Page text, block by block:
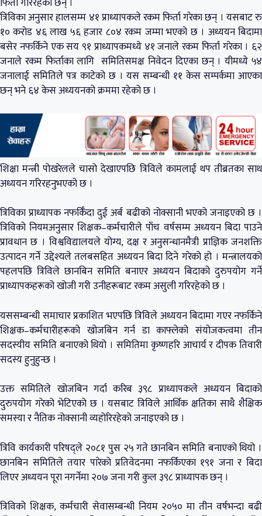
त्रिविका अनुसार हालसम्म ४१ प्राध्यापकले रकम फिर्ता गरेका छन् । यसबाट रु
१० करोड ४६ लाख ५६ हजार ८०४ रकम जम्मा भएको छ । अध्ययन बिदामा
बसेर नफर्किने एक सय ९१ प्राध्यापकमध्ये ४१ जनाले रकम फिर्ता गरेका । ६२
जनाले रकम फिर्ताका लागि समितिसमक्ष निवेदन दिएका छन् । यीमध्ये ५४
जनालाई समितिले पत्र काटेको छ । यस सम्बन्धी ११ केस सम्पर्कमा आएका
छन् भने ६४ केस अध्ययनको क्रममा रहेको छ ।
शिक्षा मन्त्री पोखरेलले चासो देखाएपछि त्रिविले कामलाई थप तीब्रतका साथ
अध्ययन गरिरहनुभएको छ ।
त्रिविका प्राध्यापक नफर्किँदा दुई अर्ब बढीको नोक्सानी भएको जनाइएको छ ।
त्रिविको नियमअनुसार शिक्षक–कर्मचारीले पाँच वर्षसम्म अध्ययन बिदा पाउने
प्रावधान छ । विश्वविद्यालयले योग्य, दक्ष र अनुसन्धानमैत्री प्राज्ञिक जनशक्ति
उत्पादन गर्ने उद्देश्यले तलबसहित अध्ययन बिदा दिने गरेको हो । मन्त्रालयको
पहलपछि त्रिविले छानबिन समिति बनाएर अध्ययन बिदाको दुरुपयोग गर्ने
प्राध्यापकहरूको खोजी गरी उनीहरूबाट रकम असुली गरिरहेको छ ।
यससम्बन्धी समाचार प्रकाशित भएपछि त्रिविले अध्ययन बिदामा गएर नफर्किने
शिक्षक–कर्मचारीहरूको खोजबिन गर्न डा काफ्लेको संयोजकत्वमा तीन
सदस्यीय समिति बनाएको थियो । समितिमा कृष्णहरि आचार्य र दीपक तिवारी
सदस्य हुनुहुन्छ ।
उक्त समितिले खोजबिन गर्दा करिब ३९८ प्राध्यापकले अध्ययन बिदाको
दुरुपयोग गरेको भेटिएको छ । यसबाट त्रिविले आर्थिक क्षतिका साथै शैक्षिक
समस्या र नैतिक नोक्सानी व्यहोरिरहेको जनाइएको छ ।
त्रिवि कार्यकारी परिषद्ले २०८१ पुस २५ गते छानबिन समिति बनाएको थियो ।
छानबिन समितिले तयार पारेको प्रतिवेदनमा नफर्किएका १९१ जना र बिदा
लिएर अध्ययन पूरा नगर्नेमा २०७ जना गरी कुल ३९८ प्राध्यापक छन् ।
त्रिविको शिक्षक, कर्मचारी सेवासम्बन्धी नियम २०५० मा तीन वर्षभन्दा बढी